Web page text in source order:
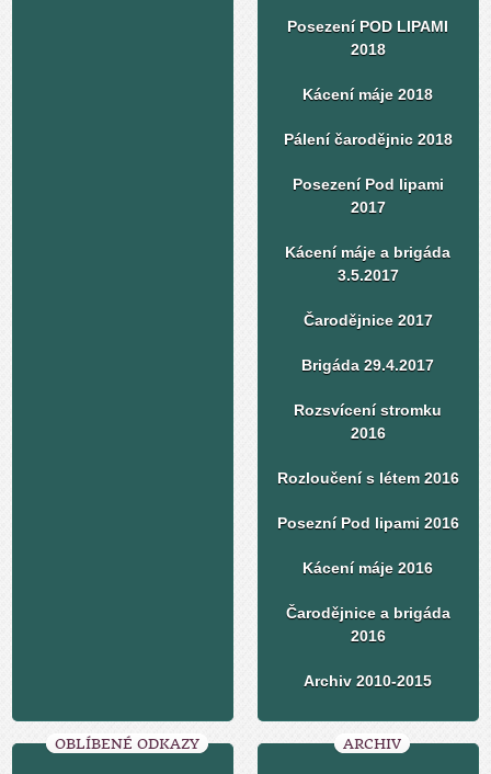
Posezení POD LIPAMI
2018
Kácení máje 2018
Pálení čarodějnic 2018
Posezení Pod lipami
2017
Kácení máje a brigáda
3.5.2017
Čarodějnice 2017
Brigáda 29.4.2017
Rozsvícení stromku
2016
Rozloučení s létem 2016
Posezní Pod lipami 2016
Kácení máje 2016
Čarodějnice a brigáda
2016
Archiv 2010-2015
OBLÍBENÉ ODKAZY ARCHIV